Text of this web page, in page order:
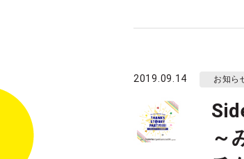
2019.09.14 お知ら
～